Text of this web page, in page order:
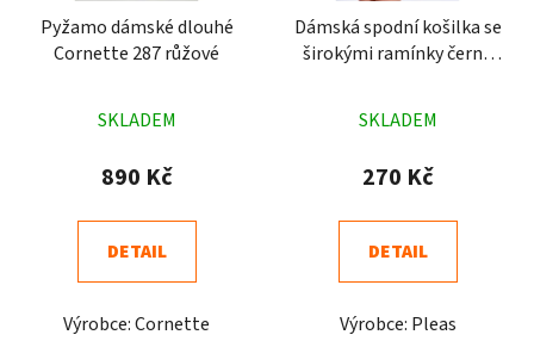
Pyžamo dámské dlouhé
Cornette 287 růžové
hodnocení
produktu
4,6
z
hvězdiček.
SKLADEM
890 Kč
DETAIL
Výrobce: Cornette
Dámská spodní košilka se
širokými ramínky černá
hodnocení
produktu
4,9
z
hvězdiček.
SKLADEM
270 Kč
DETAIL
Výrobce: Pleas